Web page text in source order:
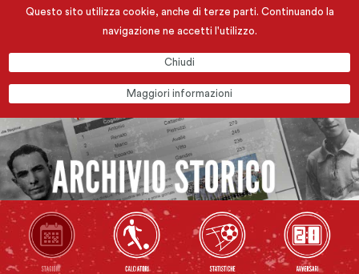
Questo sito utilizza cookie, anche di terze parti. Continuando la
navigazione ne accetti l'utilizzo.
Chiudi
Maggiori informazioni